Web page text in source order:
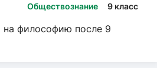
Обществознание 9 класс
философию после 9